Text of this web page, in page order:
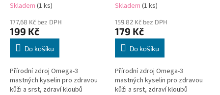
Skladem (1 ks)
177,68 Kč bez DPH
199 Kč
Do košíku
Přírodní zdroj Omega-3
mastných kyselin pro zdravou
kůži a srst, zdraví kloubů
Skladem (1 ks)
159,82 Kč bez DPH
179 Kč
Do košíku
Přírodní zdroj Omega-3
mastných kyselin pro zdravou
kůži a srst, zdraví kloubů